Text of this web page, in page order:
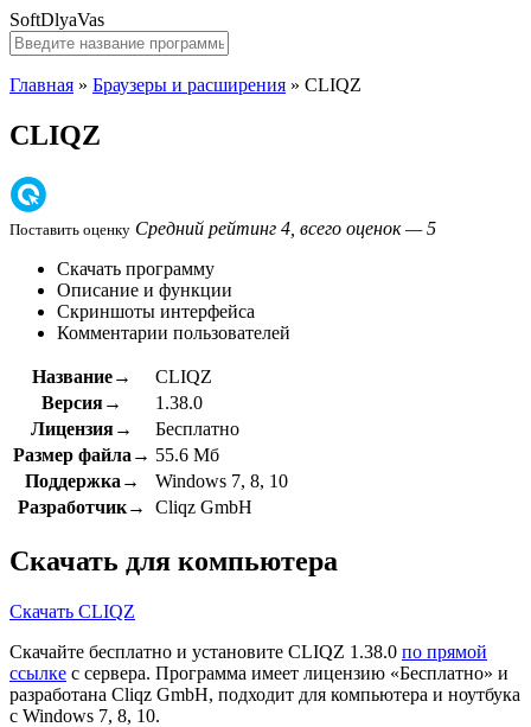
SoftDlyaVas
Главная » Браузеры и расширения » CLIQZ
CLIQZ
Поставить оценку Средний рейтинг 4, всего оценок — 5
Скачать программу
Описание и функции
Скриншоты интерфейса
Комментарии пользователей
Название→
CLIQZ
Версия→
1.38.0
Лицензия→
Бесплатно
Размер файла→ 55.6 Мб
Поддержка→
Windows 7, 8, 10
Разработчик→
Cliqz GmbH
Скачать для компьютера
Скачать CLIQZ
Скачайте бесплатно и установите CLIQZ 1.38.0 по прямой
ссылке с сервера. Программа имеет лицензию «Бесплатно» и
разработана Cliqz GmbH, подходит для компьютера и ноутбука
с Windows 7, 8, 10.